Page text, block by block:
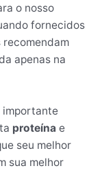
o nosso
fornecidos
apenas na
importante
proteína e
seu melhor
sua melhor